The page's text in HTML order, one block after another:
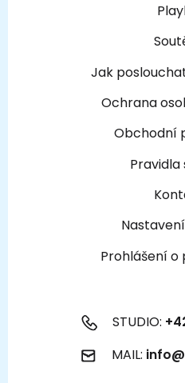
Jak
Ochrana
Obchodní
Pravidla
Prohlášení
STUDIO:
MAIL: